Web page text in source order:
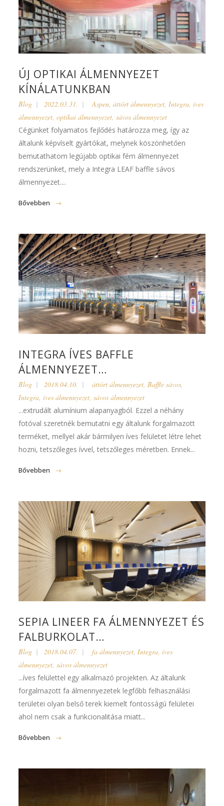
ÚJ OPTIKAI ÁLMENNYEZET
KÍNÁLATUNKBAN
Blog 2022.03.31. Aspen,áttört álmennyezet,Integra,íves
álmennyezet,optikai álmennyezet,sávos álmennyezet
Cégünket folyamatos fejlődés határozza meg, így az
általunk képvíselt gyártókat, melynek köszönhetően
bemutathatom legújabb optikai fém álmennyezet
rendszerünket, mely a Integra LEAF baffle sávos
álmennyezet....
Bővebben
INTEGRA ÍVES BAFFLE
ÁLMENNYEZET…
Blog 2018.04.10. áttört álmennyezet,Baffle sávos,
Integra,íves álmennyezet,sávos álmennyezet
...extrudált alumínium alapanyagból. Ezzel a néhány
fotóval szeretnék bemutatni egy általunk forgalmazott
terméket, mellyel akár bármilyen íves felületet létre lehet
hozni, tetszőleges ívvel, tetszőleges méretben. Ennek...
Bővebben
SEPIA LINEER FA ÁLMENNYEZET ÉS
FALBURKOLAT…
Blog 2018.04.07. fa álmennyezet,Integra,íves
álmennyezet,sávos álmennyezet
...íves felülettel egy alkalmazó projekten. Az általunk
forgalmazott fa álmennyezetek legfőbb felhasználási
területei olyan belső terek kiemelt fontosságú felületei
ahol nem csak a funkcionalitása miatt...
Bővebben